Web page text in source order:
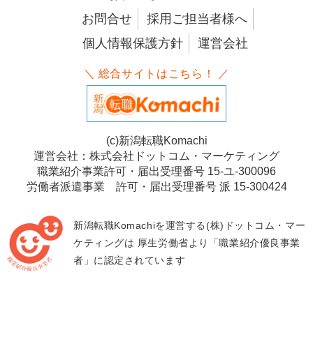
お問合せ
採用ご担当者様へ
個人情報保護方針
運営会社
＼ 総合サイトはこちら！ ／
(c)新潟転職Komachi
運営会社：株式会社ドットコム・マーケティング
職業紹介事業許可・届出受理番号 15-ユ-300096
労働者派遣事業 許可・届出受理番号 派 15-300424
新潟転職Komachiを運営する(株)ドットコム・マー
ケティングは 厚生労働省より「職業紹介優良事業
者」に認定されています